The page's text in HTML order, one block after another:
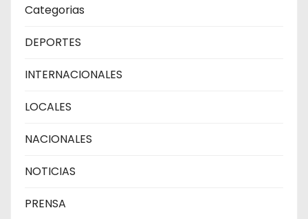
Categorias
DEPORTES
INTERNACIONALES
LOCALES
NACIONALES
NOTICIAS
PRENSA